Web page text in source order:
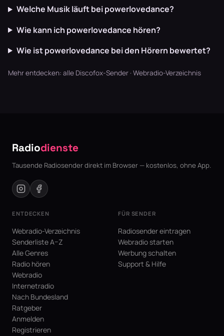
Welche Musik läuft bei powerlovedance?
Wie kann ich powerlovedance hören?
Wie ist powerlovedance bei den Hörern bewertet?
Mehr entdecken: alle Discofox-Sender · Webradio-Verzeichnis
Radiodienste
Tausende Radiosender direkt im Browser — kostenlos, ohne App.
ENTDECKEN
Webradio-Verzeichnis
Senderliste A–Z
Alle Genres
Radio hören
Webradio
Internetradio
Nach Bundesland
Ratgeber
Anmelden
Registrieren
FÜR SENDER
Radiosender eintragen
Webradio starten
Werbung schalten
Support & Hilfe